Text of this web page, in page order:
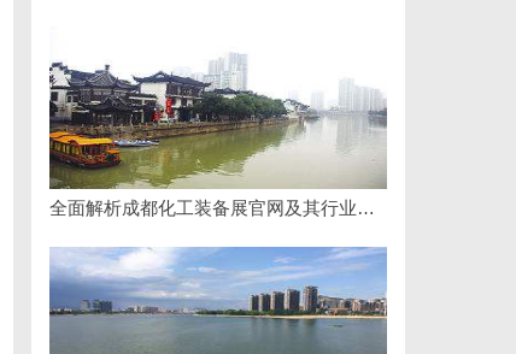
全面解析成都化工装备展官网及其行业影响力